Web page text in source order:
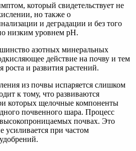
который свидетельствует не
но также о
и деградации и без того
низким уровнем рН.
азотных минеральных
действие на почву и тем
и развития растений.
из почвы испаряется слишком
к тому, что развиваются
которых щелочные компоненты
почвенного шара. Процесс
почвах. Это
усиливается при частом